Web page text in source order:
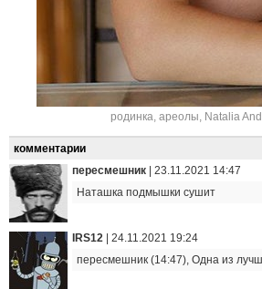
родинка, ареолы, Natalia
комментарии
пересмешник
23.11.2021 14:47
Наташка подмышки сушит
IRS12
24.11.2021 19:24
пересмешник (14:47), Одна из